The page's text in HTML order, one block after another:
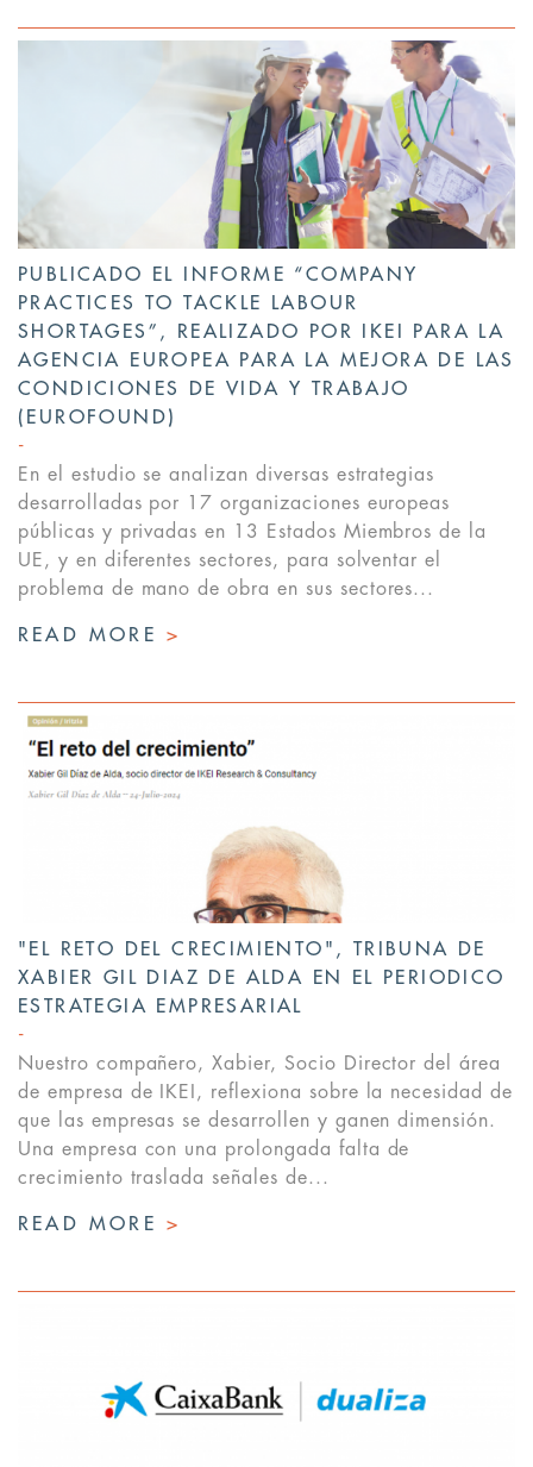
PUBLICADO EL INFORME “COMPANY
PRACTICES TO TACKLE LABOUR
SHORTAGES”, REALIZADO POR IKEI PARA LA
AGENCIA EUROPEA PARA LA MEJORA DE LAS
CONDICIONES DE VIDA Y TRABAJO
(EUROFOUND)
En el estudio se analizan diversas estrategias
desarrolladas por 17 organizaciones europeas
públicas y privadas en 13 Estados Miembros de la
UE, y en diferentes sectores, para solventar el
problema de mano de obra en sus sectores...
READ MORE >
"EL RETO DEL CRECIMIENTO", TRIBUNA DE
XABIER GIL DIAZ DE ALDA EN EL PERIODICO
ESTRATEGIA EMPRESARIAL
Nuestro compañero, Xabier, Socio Director del área
de empresa de IKEI, reflexiona sobre la necesidad de
que las empresas se desarrollen y ganen dimensión.
Una empresa con una prolongada falta de
crecimiento traslada señales de...
READ MORE >